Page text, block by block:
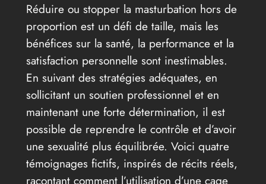
Réduire ou stopper la masturbation hors de
proportion est un défi de taille, mais les
bénéfices sur la santé, la performance et la
satisfaction personnelle sont inestimables.
En suivant des stratégies adéquates, en
sollicitant un soutien professionnel et en
maintenant une forte détermination, il est
possible de reprendre le contrôle et d’avoir
une sexualité plus équilibrée. Voici quatre
témoignages fictifs, inspirés de récits réels,